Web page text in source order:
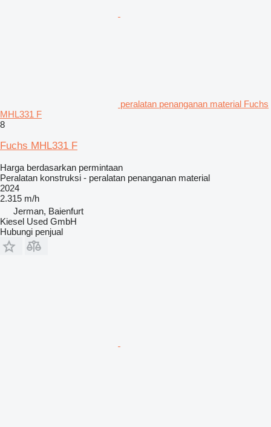
peralatan penanganan material Fuchs
MHL331 F
8
Fuchs MHL331 F
Harga berdasarkan permintaan
Peralatan konstruksi - peralatan penanganan material
2024
2.315 m/h
Jerman, Baienfurt
Kiesel Used GmbH
Hubungi penjual